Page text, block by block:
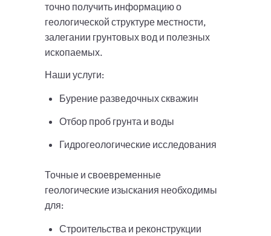
точно получить информацию о
геологической структуре местности,
залегании грунтовых вод и полезных
ископаемых.
Наши услуги:
Бурение разведочных скважин
Отбор проб грунта и воды
Гидрогеологические исследования
Точные и своевременные
геологические изыскания необходимы
для:
Строительства и реконструкции